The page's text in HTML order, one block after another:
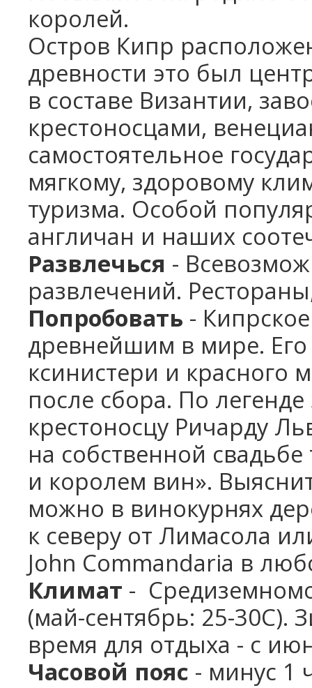
королей.
Остров Кипр
древности это был
в составе Византии,
крестоносцами,
самостоятельное
мягкому, здоровому
туризма. Особой
англичан и наших
Развлечься -
развлечений.
Попробовать -
древнейшим в мире. Его
ксинистери и красного
после сбора. По
крестоносцу Ричарду
на собственной
и королем вин».
можно в винокурнях
к северу от Лимасола
John Commandaria в
Климат -
(май-сентябрь: 25-30С).
время для отдыха - с
Часовой пояс - минус 1